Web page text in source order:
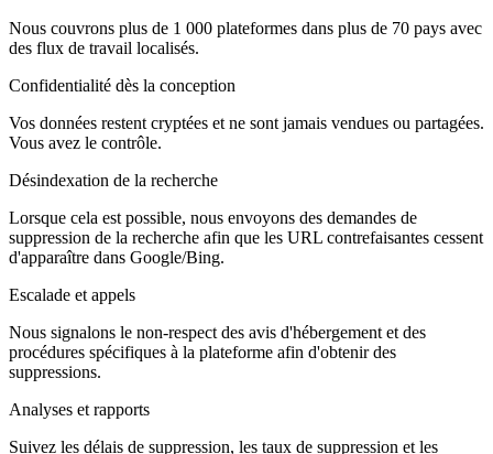
Nous couvrons plus de 1 000 plateformes dans plus de 70 pays avec
des flux de travail localisés.
Confidentialité dès la conception
Vos données restent cryptées et ne sont jamais vendues ou partagées.
Vous avez le contrôle.
Désindexation de la recherche
Lorsque cela est possible, nous envoyons des demandes de
suppression de la recherche afin que les URL contrefaisantes cessent
d'apparaître dans Google/Bing.
Escalade et appels
Nous signalons le non-respect des avis d'hébergement et des
procédures spécifiques à la plateforme afin d'obtenir des
suppressions.
Analyses et rapports
Suivez les délais de suppression, les taux de suppression et les